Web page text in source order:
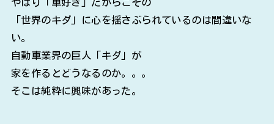
「世界のキダ」に心を揺さぶられているのは間違いな
い。
自動車業界の巨人「キダ」が
家を作るとどうなるのか。。。
そこは純粋に興味があった。